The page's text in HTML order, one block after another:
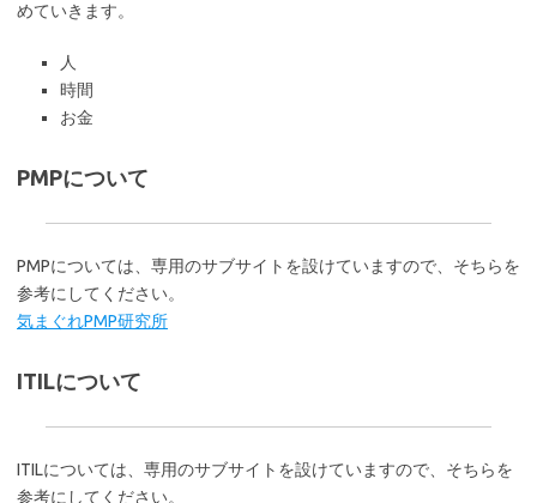
めていきます。
人
時間
お金
PMPについて
PMPについては、専用のサブサイトを設けていますので、そちらを
参考にしてください。
気まぐれPMP研究所
ITILについて
ITILについては、専用のサブサイトを設けていますので、そちらを
参考にしてください。